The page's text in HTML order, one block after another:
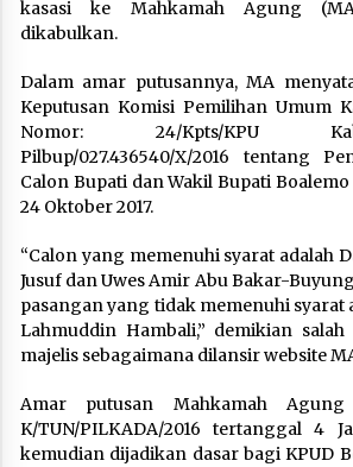
kasasi ke Mahkamah Agung
dikabulkan.
Dalam amar putusannya, MA
Keputusan Komisi Pemilihan Umum
Nomor: 24/Kpts/KPU
Pilbup/027.436540/X/2016 tentang
Calon Bupati dan Wakil Bupati
24 Oktober 2017.
“Calon yang memenuhi syarat adalah
Jusuf dan Uwes Amir Abu Bakar-
pasangan yang tidak memenuhi syarat
Lahmuddin Hambali,” demikian
majelis sebagaimana dilansir website
Amar putusan Mahkamah
K/TUN/PILKADA/2016 tertanggal 4
kemudian dijadikan dasar bagi KPUD